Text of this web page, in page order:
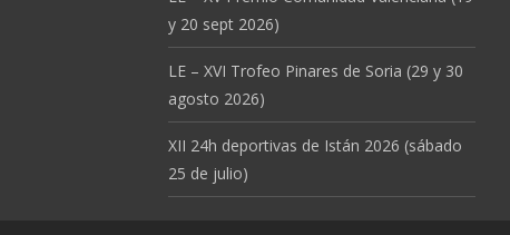
y 20 sept 2026)
LE – XVI Trofeo Pinares de Soria (29 y 30
agosto 2026)
XII 24h deportivas de Istán 2026 (sábado
25 de julio)